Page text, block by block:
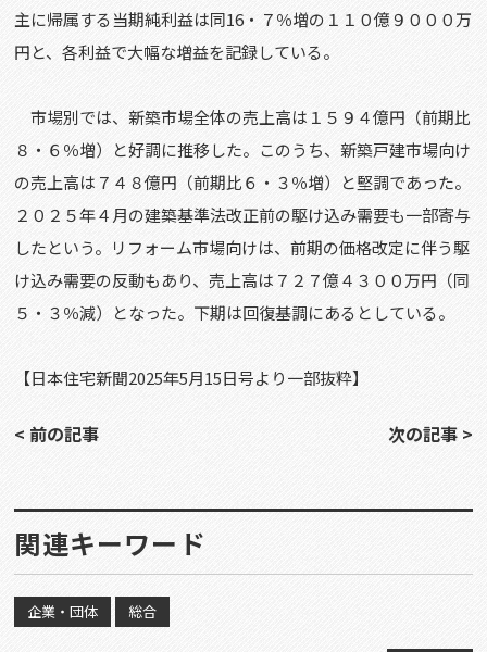
主に帰属する当期純利益は同16・７％増の１１０億９０００万
円と、各利益で大幅な増益を記録している。
市場別では、新築市場全体の売上高は１５９４億円（前期比
８・６％増）と好調に推移した。このうち、新築戸建市場向け
の売上高は７４８億円（前期比６・３％増）と堅調であった。
２０２５年４月の建築基準法改正前の駆け込み需要も一部寄与
したという。リフォーム市場向けは、前期の価格改定に伴う駆
け込み需要の反動もあり、売上高は７２７億４３００万円（同
５・３％減）となった。下期は回復基調にあるとしている。
【日本住宅新聞2025年5月15日号より一部抜粋】
< 前の記事 次の記事 >
関連キーワード
企業・団体 総合